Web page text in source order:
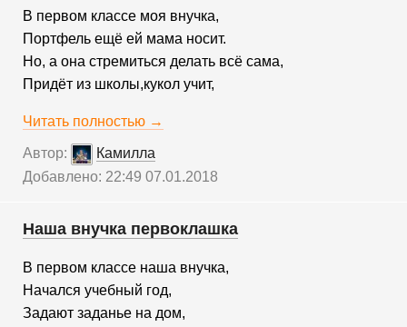
В первом классе моя внучка,
Портфель ещё ей мама носит.
Но, а она стремиться делать всё сама,
Придёт из школы,кукол учит,
Читать полностью →
Автор:
Камилла
Добавлено: 22:49 07.01.2018
Наша внучка первоклашка
В первом классе наша внучка,
Начался учебный год,
Задают заданье на дом,